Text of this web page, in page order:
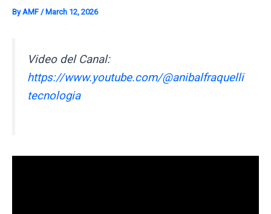
ByAMF / March 12, 2026
Video del Canal:
https://www.youtube.com/@anibalfraquelli
tecnologia